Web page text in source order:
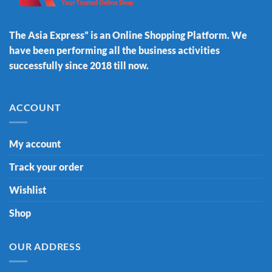
The Asia Express” is an Online Shopping Platform. We
have been performing all the business activities
successfully since 2018 till now.
ACCOUNT
My account
Track your order
Wishlist
Shop
OUR ADDRESS